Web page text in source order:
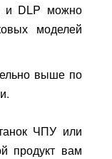
и DLP можно
моделей
выше по
ЧПУ или
продукт вам